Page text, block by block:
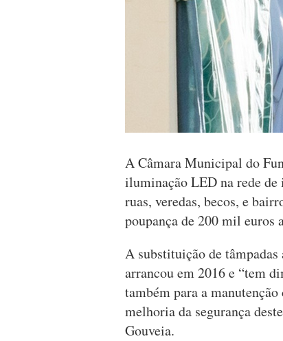
A Câmara Municipal do
iluminação LED na rede
ruas, veredas, becos, e
poupança de 200 mil euros
A substituição de
arrancou em 2016 e “tem
também para a
melhoria da segurança
Gouveia.